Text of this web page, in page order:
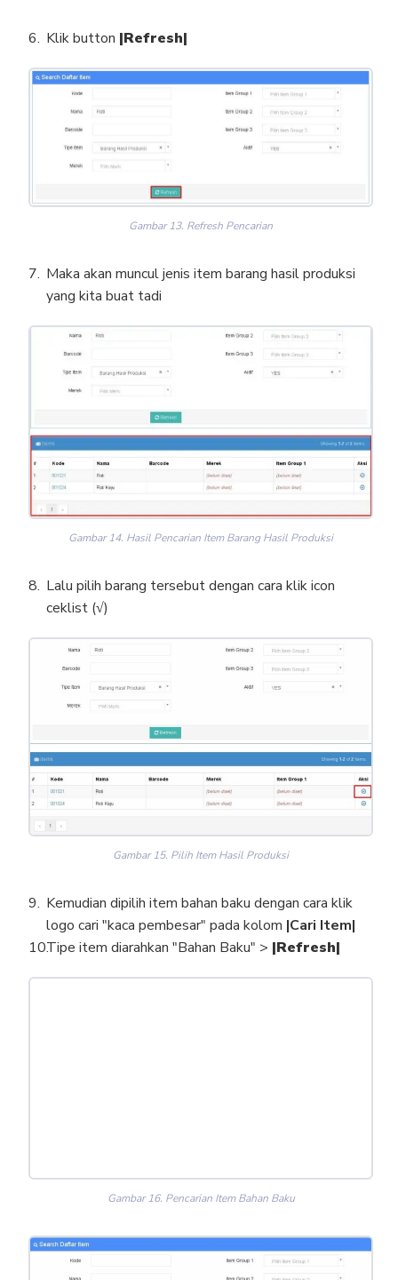
Klik button |Refresh|
Gambar 13. Refresh Pencarian
Maka akan muncul jenis item barang hasil produksi
yang kita buat tadi
Gambar 14. Hasil Pencarian Item Barang Hasil Produksi
Lalu pilih barang tersebut dengan cara klik icon
ceklist (√)
Gambar 15. Pilih Item Hasil Produksi
Kemudian dipilih item bahan baku dengan cara klik
logo cari "kaca pembesar" pada kolom |Cari Item|
Tipe item diarahkan "Bahan Baku" > |Refresh|
Gambar 16. Pencarian Item Bahan Baku